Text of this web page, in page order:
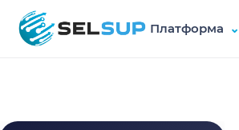
SelSup Платформа ⌄